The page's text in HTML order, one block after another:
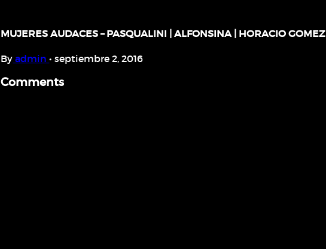
MUJERES AUDACES – PASQUALINI | ALFONSINA | HORACIO GOMEZ
By admin• septiembre 2, 2016
Comments